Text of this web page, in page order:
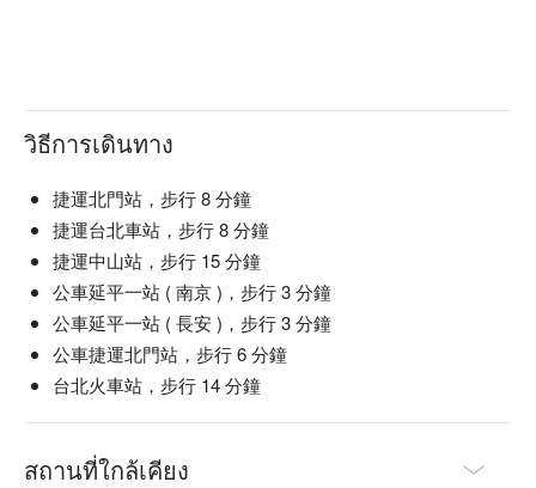
วิธีการเดินทาง
捷運北門站，步行 8 分鐘
捷運台北車站，步行 8 分鐘
捷運中山站，步行 15 分鐘
公車延平一站 ( 南京 )，步行 3 分鐘
公車延平一站 ( 長安 )，步行 3 分鐘
公車捷運北門站，步行 6 分鐘
台北火車站，步行 14 分鐘
สถานที่ใกล้เคียง